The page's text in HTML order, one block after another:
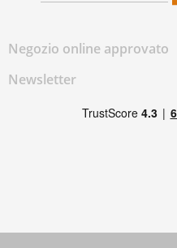
Negozio online approvato
Newsletter